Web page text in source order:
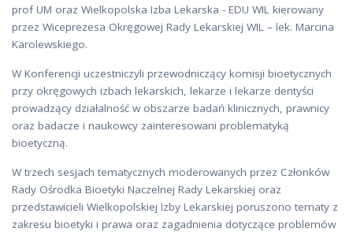
prof UM oraz Wielkopolska Izba Lekarska - EDU WIL kierowany
przez Wiceprezesa Okręgowej Rady Lekarskiej WIL – lek. Marcina
Karolewskiego.
W Konferencji uczestniczyli przewodniczący komisji bioetycznych
przy okręgowych izbach lekarskich, lekarze i lekarze dentyści
prowadzący działalność w obszarze badań klinicznych, prawnicy
oraz badacze i naukowcy zainteresowani problematyką
bioetyczną.
W trzech sesjach tematycznych moderowanych przez Członków
Rady Ośrodka Bioetyki Naczelnej Rady Lekarskiej oraz
przedstawicieli Wielkopolskiej Izby Lekarskiej poruszono tematy z
zakresu bioetyki i prawa oraz zagadnienia dotyczące problemów